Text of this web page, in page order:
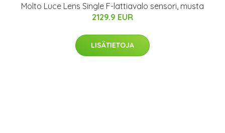
Molto Luce Lens Single F-lattiavalo sensori, musta
2129.9 EUR
LISÄTIETOJA